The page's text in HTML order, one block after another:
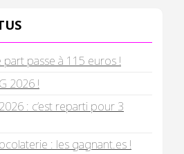
part passe à 115 euros !
2026 !
: c’est reparti pour 3
: les gagnant.es !